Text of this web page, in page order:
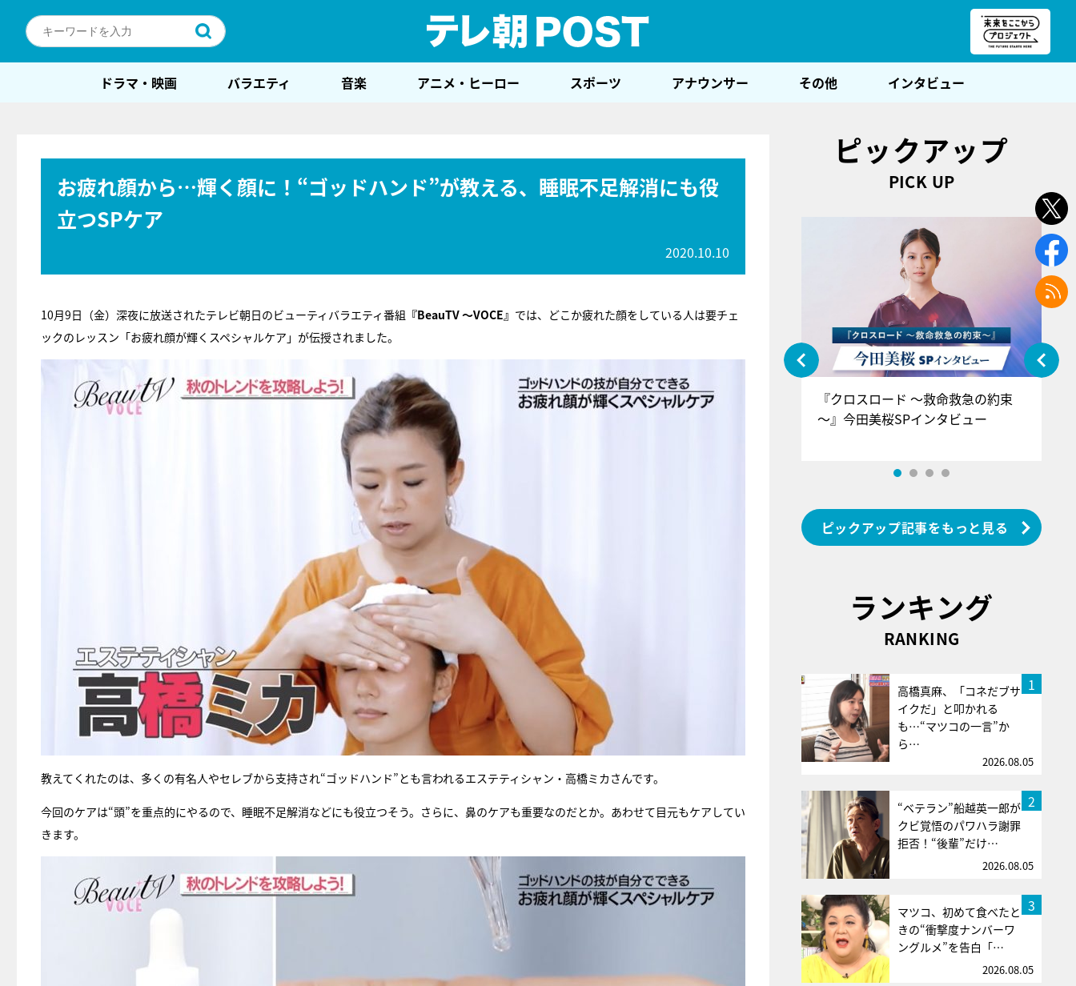
ドラマ・映画 バラエティ 音楽 アニメ・ヒーロー スポーツ アナウンサー その他 インタビュー
お疲れ顔から…輝く顔に！“ゴッドハンド”が教える、睡眠不足解消にも役
立つSPケア
2020.10.10
10月9日（金）深夜に放送されたテレビ朝日のビューティバラエティ番組 『BeauTV ～VOCE』 では、どこか疲れた顔をしている人は要チェ
ックのレッスン「お疲れ顔が輝くスペシャルケア」が伝授されました。
教えてくれたのは、多くの有名人やセレブから支持され“ゴッドハンド”とも言われるエステティシャン・高橋ミカさんです。
今回のケアは“頭”を重点的にやるので、睡眠不足解消などにも役立つそう。さらに、鼻のケアも重要なのだとか。あわせて目元もケアしてい
きます。
ピックアップ
PICK UP
『アイ＝ラブ！げーみんぐ』＝LOV
『クロスロード ～救命救急の約束
～』今田美桜SPインタビュー
ピックアップ記事をもっと見る
ランキング
RANKING
1
高橋真麻、「コネだブサ
イクだ」と叩かれる
も…“マツコの一言”か
ら…
2026.08.05
2
“ベテラン”船越英一郎が
クビ覚悟のパワハラ謝罪
拒否！“後輩”だけ…
2026.08.05
3
マツコ、初めて食べたと
きの“衝撃度ナンバーワ
ングルメ”を告白「…
2026.08.05